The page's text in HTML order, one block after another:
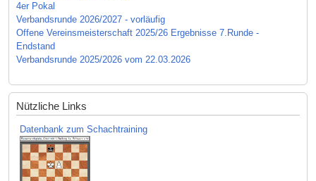
4er Pokal
Verbandsrunde 2026/2027 - vorläufig
Offene Vereinsmeisterschaft 2025/26 Ergebnisse 7.Runde -
Endstand
Verbandsrunde 2025/2026 vom 22.03.2026
Nützliche Links
Datenbank zum Schachtraining